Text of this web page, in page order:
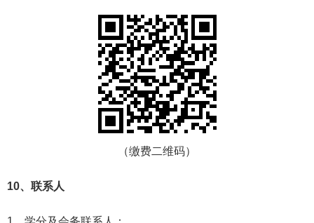
（缴费二维码）
10、联系人